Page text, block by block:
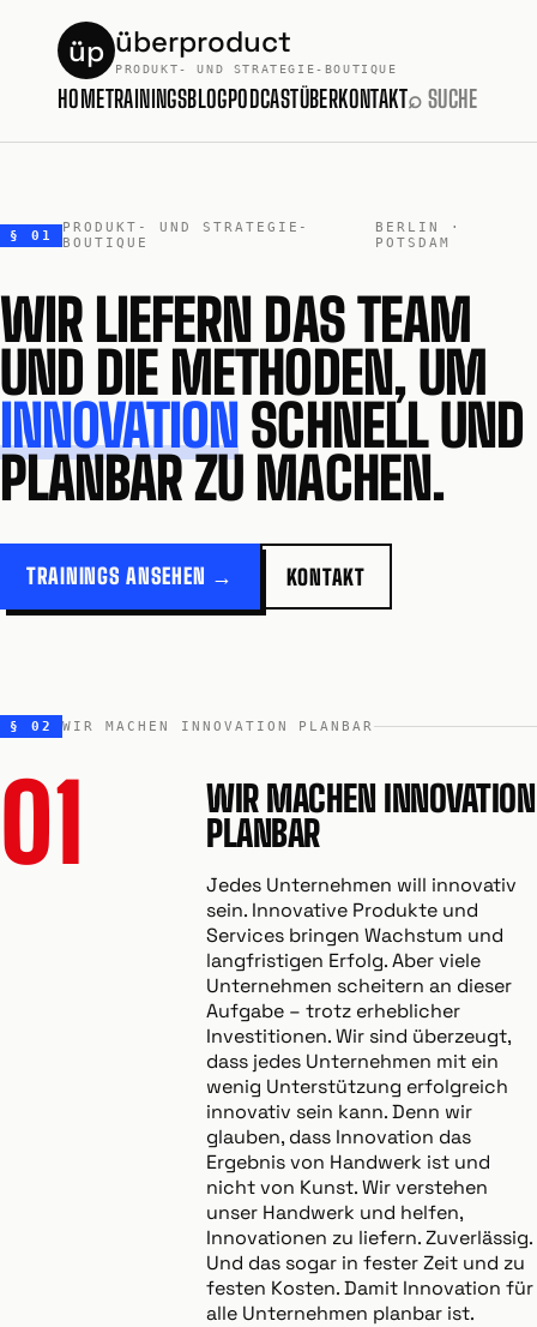
üp überproduct
PRODUKT- UND STRATEGIE-BOUTIQUE
HOMETRAININGSBLOGPODCASTÜBERKONTAKT⌕ SUCHE
§ 01
PRODUKT- UND STRATEGIE-
BOUTIQUE
BERLIN ·
POTSDAM
WIR LIEFERN DAS TEAM
UND DIE METHODEN, UM
INNOVATION SCHNELL UND
PLANBAR ZU MACHEN.
TRAININGS ANSEHEN → KONTAKT
§ 02 WIR MACHEN INNOVATION PLANBAR
01
WIR MACHEN INNOVATION
PLANBAR
Jedes Unternehmen will innovativ
sein. Innovative Produkte und
Services bringen Wachstum und
langfristigen Erfolg. Aber viele
Unternehmen scheitern an dieser
Aufgabe – trotz erheblicher
Investitionen. Wir sind überzeugt,
dass jedes Unternehmen mit ein
wenig Unterstützung erfolgreich
innovativ sein kann. Denn wir
glauben, dass Innovation das
Ergebnis von Handwerk ist und
nicht von Kunst. Wir verstehen
unser Handwerk und helfen,
Innovationen zu liefern. Zuverlässig.
Und das sogar in fester Zeit und zu
festen Kosten. Damit Innovation für
alle Unternehmen planbar ist.